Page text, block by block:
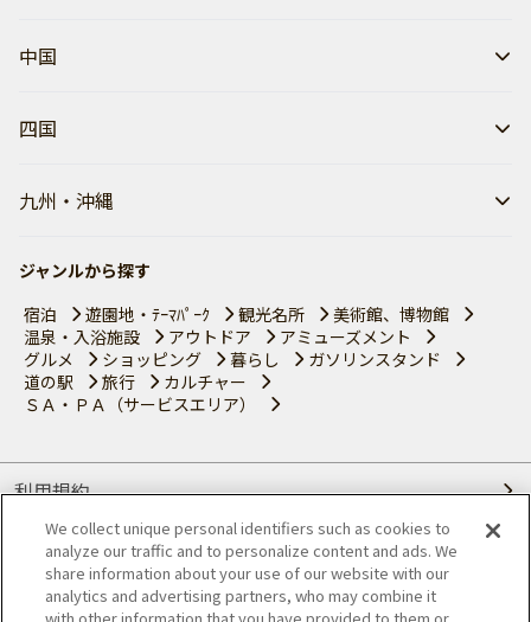
中国
四国
九州・沖縄
ジャンルから探す
宿泊
遊園地・ﾃｰﾏﾊﾟｰｸ 観光名所
美術館、博物館
温泉・入浴施設
アウトドア
アミューズメント
グルメ
ショッピング 暮らし
ガソリンスタンド
道の駅
旅行
カルチャー
ＳＡ・ＰＡ（サービスエリア）
利用規約
個人情報の取り扱いについて
会員優待サービスの提携をご検討の方へ
We collect unique personal identifiers such as cookies to
analyze our traffic and to personalize content and ads. We
share information about your use of our website with our
analytics and advertising partners, who may combine it